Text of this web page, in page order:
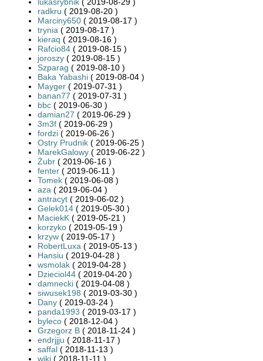
radkru ( 2019-08-20 )
Marciny650 ( 2019-08-17 )
trynia ( 2019-08-17 )
kieraq ( 2019-08-16 )
Rafcio84 ( 2019-08-15 )
joroszy ( 2019-08-15 )
Szparag ( 2019-08-10 )
Baka Yabashi ( 2019-08-04 )
Mayger ( 2019-07-31 )
banan77 ( 2019-07-31 )
bbc ( 2019-06-30 )
damian27 ( 2019-06-29 )
3m3f ( 2019-06-29 )
fordzi ( 2019-06-26 )
Ostry Prudnik ( 2019-06-25 )
MarekGalowy ( 2019-06-22 )
Żubr ( 2019-06-16 )
fenter ( 2019-06-11 )
Tomek ( 2019-06-08 )
aza ( 2019-06-04 )
antracyt ( 2019-06-02 )
Gelek014 ( 2019-05-30 )
MaciekK ( 2019-05-21 )
korzyko ( 2019-05-19 )
krzyw ( 2019-05-17 )
RobertLuxa ( 2019-05-13 )
Hansiu ( 2019-04-28 )
wsmolak ( 2019-04-28 )
Dzieciol44 ( 2019-04-20 )
damnecki ( 2019-04-08 )
siwusek198 ( 2019-03-30 )
Dany ( 2019-03-24 )
panda1993 ( 2019-03-17 )
byleco ( 2018-12-04 )
Grzegorz B ( 2018-11-24 )
endrjjju ( 2018-11-17 )
saffal ( 2018-11-13 )
wiki ( 2018-11-11 )